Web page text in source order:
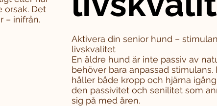
orsak. Det
– inifrån.
Aktivera din senior hund –
livskvalitet
En äldre hund är inte passiv av
behöver bara anpassad stimulans.
håller både kropp och hjärna
den passivitet och senilitet som
sig på med åren.